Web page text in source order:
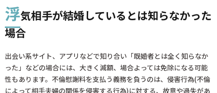
浮気相手が結婚しているとは知らなかった
場合
出会い系サイト、アプリなどで知り合い「既婚者とは全く知らなか
った」などの場合には、大きく減額、場合よっては免除になる可能
性もあります。不倫慰謝料を支払う義務を負うのは、侵害行為(不倫
によって相手夫婦の関係を侵害する行為)に対する、故意や過失があ